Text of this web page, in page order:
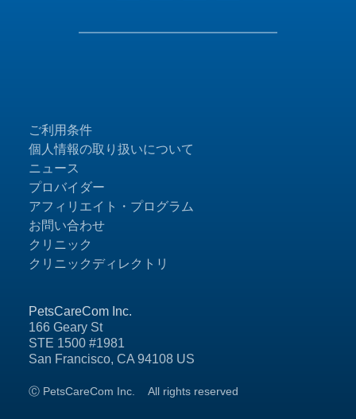
PetsCareCom Inc.
166 Geary St
STE 1500 #1981
San Francisco, CA 94108 US
Ⓒ PetsCareCom Inc. All rights reserved
ご利用条件
個人情報の取り扱いについて
ニュース
プロバイダー
アフィリエイト・プログラム
お問い合わせ
クリニック
クリニックディレクトリ